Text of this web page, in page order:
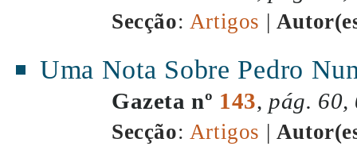
Secção: Artigos |
Uma Nota Sobre Pedro
Gazeta nº 143, pág. 60,
Secção: Artigos |